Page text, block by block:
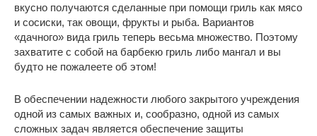
вкусно получаются сделанные при помощи гриль как мясо
и сосиски, так овощи, фрукты и рыба. Вариантов
«дачного» вида гриль теперь весьма множество. Поэтому
захватите с собой на барбекю гриль либо мангал и вы
будто не пожалеете об этом!
В обеспечении надежности любого закрытого учреждения
одной из самых важных и, сообразно, одной из самых
сложных задач является обеспечение защиты